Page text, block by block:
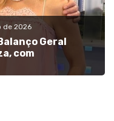
de 2026
Geral
com